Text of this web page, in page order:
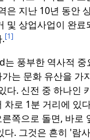
은 지난 10년 동안
및 상업사업이 완료
[1]
풍부한 역사적 중
는 문화 유산을 가
다. 신전 중 하나인
차로 1분 거리에 있
쪽으로 돌면, 바로
다. 그것은 흔히 '람